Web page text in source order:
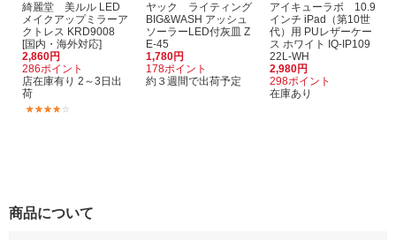
綺麗堂 美ルル LED
メイクアップミラーア
クトレス KRD9008
[国内・海外対応]
2,860円
286ポイント
店在庫有り 2～3日出
荷
ヤック ライティング
BIG&WASH アッシュ
ソーラーLED付灰皿 Z
E-45
1,780円
178ポイント
約３週間で出荷予定
アイキューラボ 10.9
インチ iPad（第10世
代）用 PUレザーケー
ス ホワイト IQ-IP109
22L-WH
2,980円
298ポイント
在庫あり
商品について